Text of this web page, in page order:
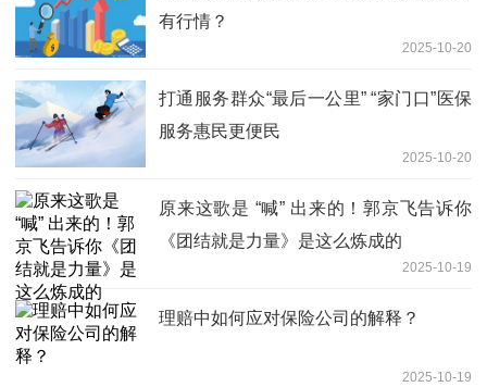
有行情？
2025-10-20
打通服务群众“最后一公里” “家门口”医保
服务惠民更便民
2025-10-20
原来这歌是 “喊” 出来的！郭京飞告诉你
《团结就是力量》是这么炼成的
2025-10-19
理赔中如何应对保险公司的解释？
2025-10-19